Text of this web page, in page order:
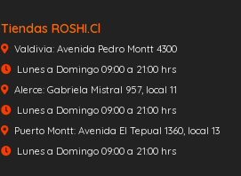
Tiendas ROSHI.cl
Valdivia: Avenida Pedro Montt 4300
Lunes a Domingo 09:00 a 21:00 hrs
Alerce: Gabriela Mistral 957, local 11
Lunes a Domingo 09:00 a 21:00 hrs
Puerto Montt: Avenida El Tepual 1360, local 13
Lunes a Domingo 09:00 a 21:00 hrs